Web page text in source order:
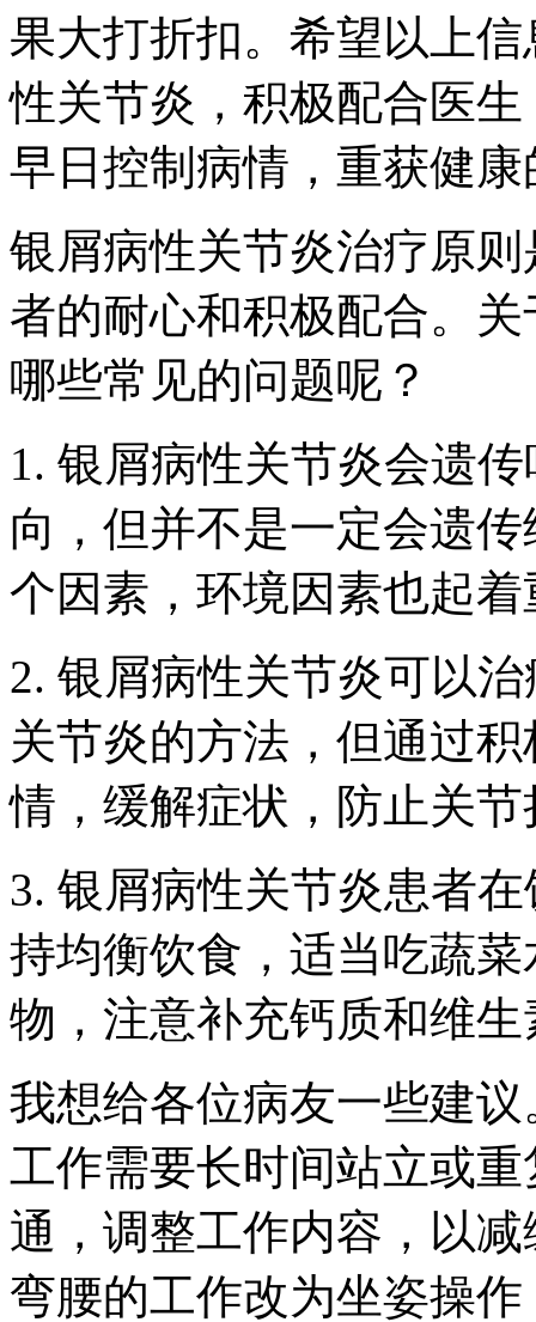
果大打折扣。希望以上
性关节炎，积极配合医
早日控制病情，重获健
银屑病性关节炎治疗原
者的耐心和积极配合。
哪些常见的问题呢？
1. 银屑病性关节炎会遗
向，但并不是一定会遗
个因素，环境因素也起
2. 银屑病性关节炎可以
关节炎的方法，但通过
情，缓解症状，防止关
3. 银屑病性关节炎患者
持均衡饮食，适当吃蔬
物，注意补充钙质和维生
我想给各位病友一些建议
工作需要长时间站立或
通，调整工作内容，以
弯腰的工作改为坐姿操